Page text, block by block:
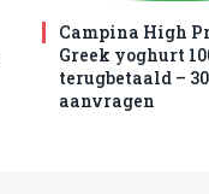
Campina High
Greek yoghurt
terugbetaald –
aanvragen